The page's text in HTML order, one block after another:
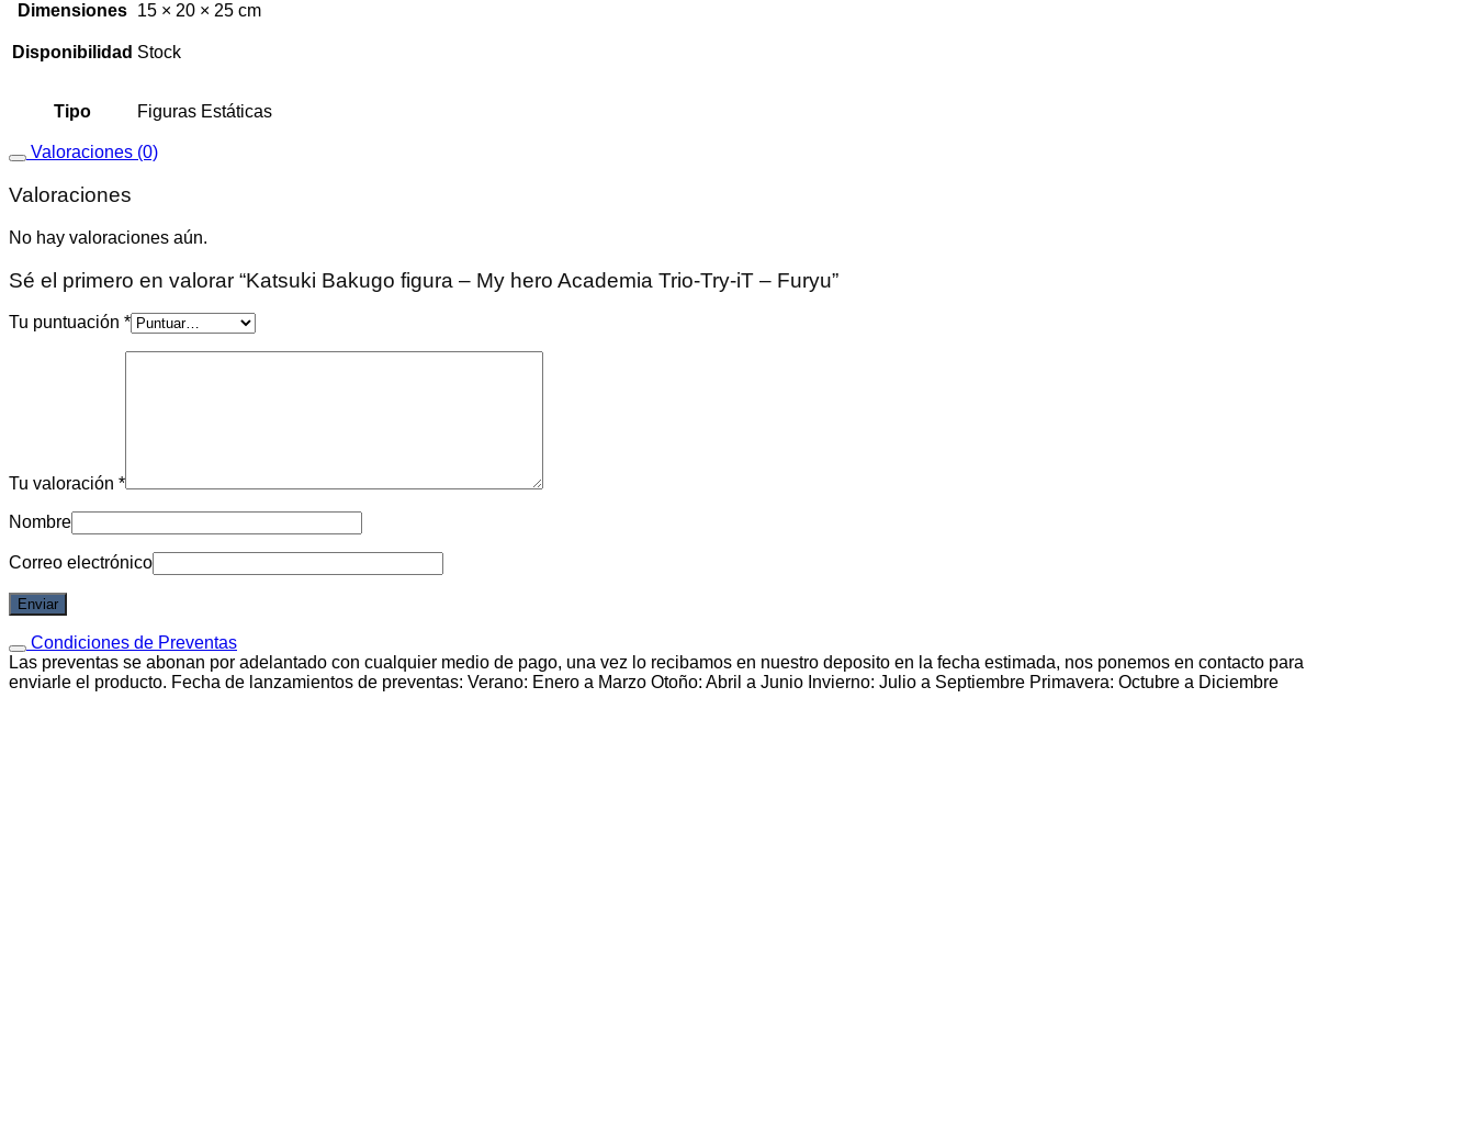
Dimensiones 15 × 20 × 25 cm
Disponibilidad Stock
Tipo Figuras Estáticas
Valoraciones (0)
Valoraciones
No hay valoraciones aún.
Sé el primero en valorar “Katsuki Bakugo figura – My hero Academia Trio-Try-iT – Furyu”
Tu puntuación *
Tu valoración *
Nombre
Correo electrónico
Condiciones de Preventas
Las preventas se abonan por adelantado con cualquier medio de pago, una vez lo recibamos en nuestro deposito en la fecha estimada, nos ponemos en contacto para
enviarle el producto. Fecha de lanzamientos de preventas: Verano: Enero a Marzo Otoño: Abril a Junio Invierno: Julio a Septiembre Primavera: Octubre a Diciembre